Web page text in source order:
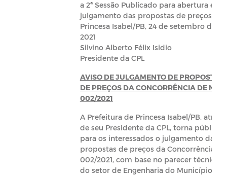
a 2ª Sessão Publicado para abertura e
julgamento das propostas de preços.
Princesa Isabel/PB, 24 de setembro de
2021
Silvino Alberto Félix Isidio
Presidente da CPL
AVISO DE JULGAMENTO DE PROPOSTA
DE PREÇOS DA CONCORRÊNCIA DE Nº
002/2021
A Prefeitura de Princesa Isabel/PB,
de seu Presidente da CPL, torna público
para os interessados o julgamento das
propostas de preços da Concorrência Nº
002/2021, com base no parecer técnico
do setor de Engenharia do Município.